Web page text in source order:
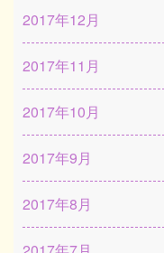
2017年12月
2017年11月
2017年10月
2017年9月
2017年8月